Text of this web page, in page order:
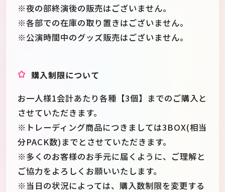
※夜の部終演後の販売はございません。
※各部での在庫の取り置きはございません。
※公演時間中のグッズ販売はございません。
購入制限について
お一人様1会計あたり各種【3個】までのご購入と
させていただきます。
※トレーディング商品につきましては3BOX(相当
分PACK数)までとさせていただきます。
※多くのお客様のお手元に届くように、ご理解と
ご協力をよろしくお願いいたします。
※当日の状況によっては、購入数制限を変更する